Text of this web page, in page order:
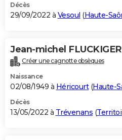
Décès
29/09/2022 à Vesoul (Haute-
Jean-michel FLUCKIGER
Créer une cagnotte obsèques
Naissance
02/08/1949 à Héricourt(Haute-
Décès
13/05/2022 à Trévenans (